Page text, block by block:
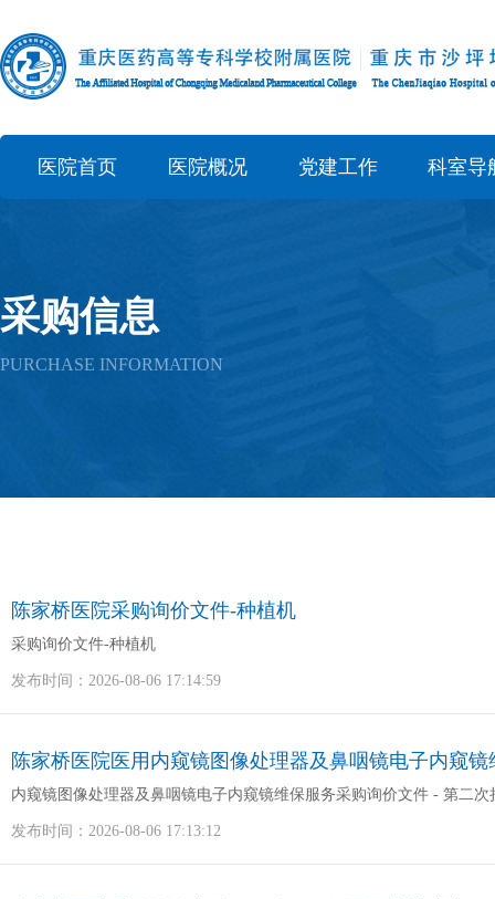
医院首页 医院概况 党建工作 科室导
采购信息
PURCHASE INFORMATION
陈家桥医院采购询价文件-种植机
采购询价文件-种植机
发布时间：2026-08-06 17:14:59
陈家桥医院医用内窥镜图像处理器及鼻咽镜电子内窥
内窥镜图像处理器及鼻咽镜电子内窥镜维保服务采购询价文件 - 第二次
发布时间：2026-08-06 17:13:12